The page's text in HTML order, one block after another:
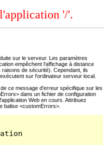
'/'.
sur le serveur. Les paramètres
empêchent l'affichage à distance
de sécurité). Cependant, ils
sur l'ordinateur serveur local.
ce message d'erreur spécifique sur les
dans un fichier de configuration
Web en cours. Attribuez
balise <customErrors>.